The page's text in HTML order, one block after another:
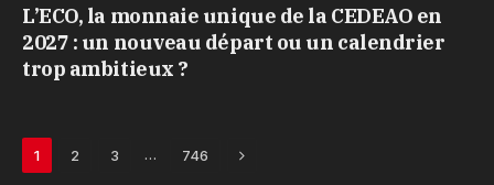
L’ECO, la monnaie unique de la CEDEAO en
2027 : un nouveau départ ou un calendrier
trop ambitieux ?
1 2 3 … 746 Next